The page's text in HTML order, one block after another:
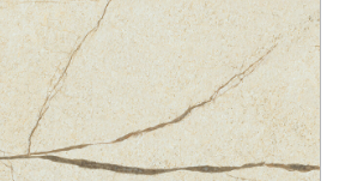
решениях, компания
продукты, которые не
но и превосходят
Итальянские мастера всегда
и внимательностью
продолжает эти традиции,